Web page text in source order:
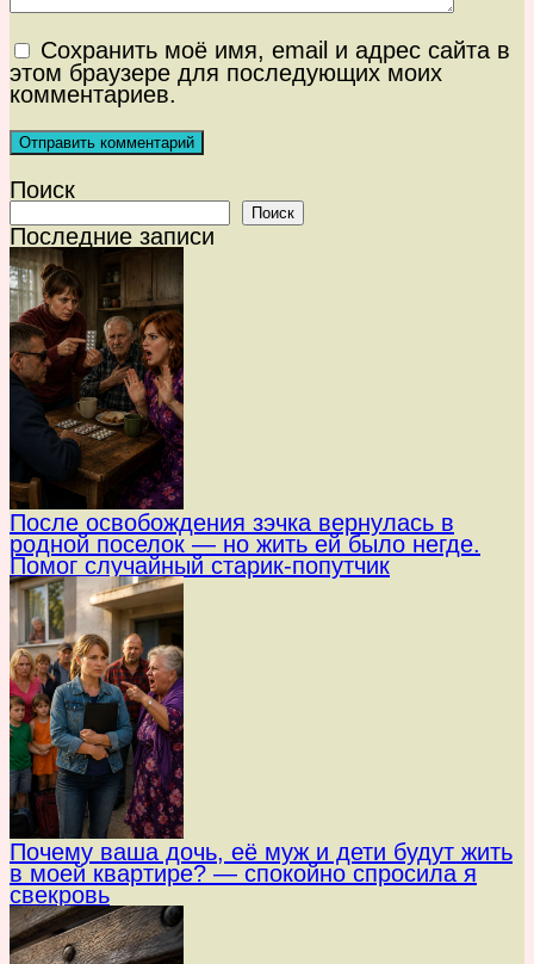
Сохранить моё имя, email и адрес сайта в
этом браузере для последующих моих
комментариев.
Поиск
Поиск
Последние записи
После освобождения зэчка вернулась в
родной поселок — но жить ей было негде.
Помог случайный старик-попутчик
Почему ваша дочь, её муж и дети будут жить
в моей квартире? — спокойно спросила я
свекровь